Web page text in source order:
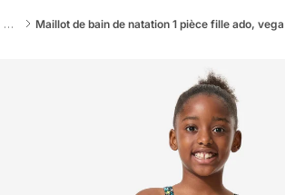
… Maillot de bain de natation 1 pièce fille ado,